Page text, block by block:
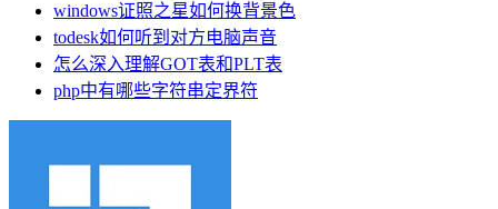
windows证照之星如何换背景色
todesk如何听到对方电脑声音
怎么深入理解GOT表和PLT表
php中有哪些字符串定界符